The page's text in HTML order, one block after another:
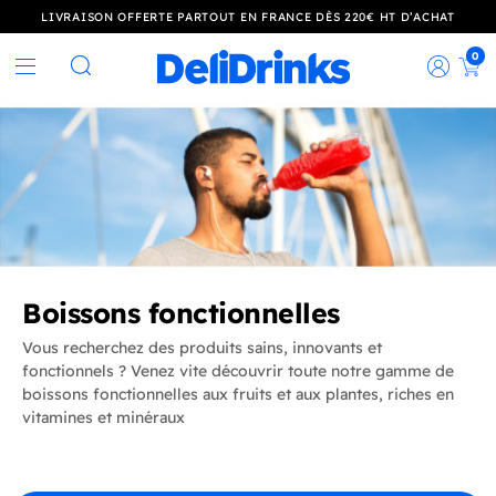
LIVRAISON OFFERTE PARTOUT EN FRANCE DÈS 220€ HT D’ACHAT
Rechercher
0
Boissons fonctionnelles
Vous recherchez des produits sains, innovants et
fonctionnels ? Venez vite découvrir toute notre gamme de
boissons fonctionnelles aux fruits et aux plantes, riches en
vitamines et minéraux